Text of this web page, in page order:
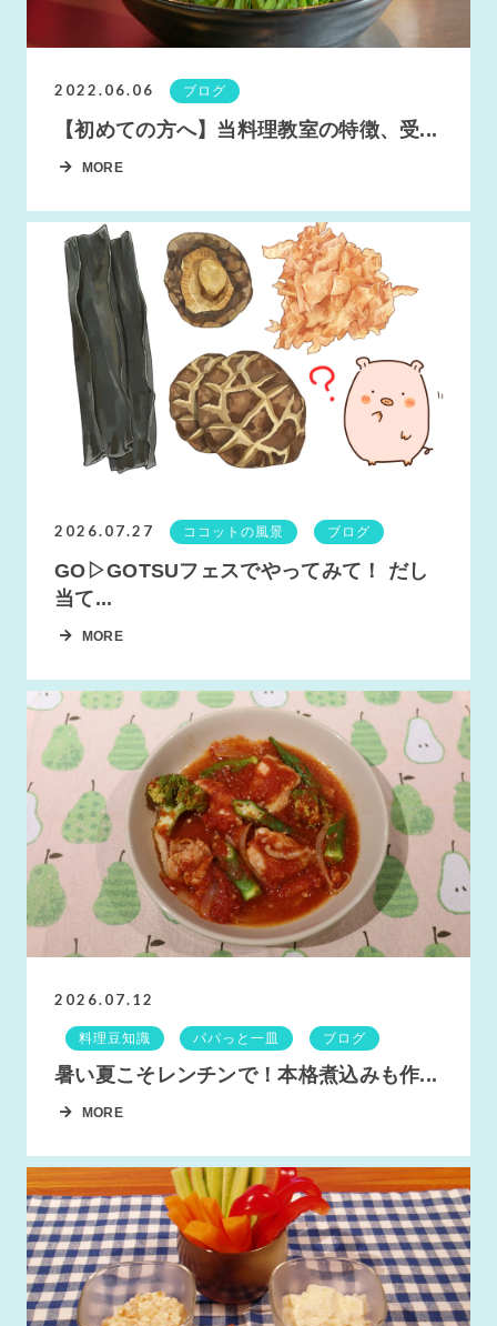
2022.06.06 ブログ
【初めての方へ】当料理教室の特徴、受...
MORE
2026.07.27 ココットの風景 ブログ
GO▷GOTSUフェスでやってみて！ だし
当て...
MORE
2026.07.12
料理豆知識 パパっと一皿 ブログ
暑い夏こそレンチンで！本格煮込みも作...
MORE